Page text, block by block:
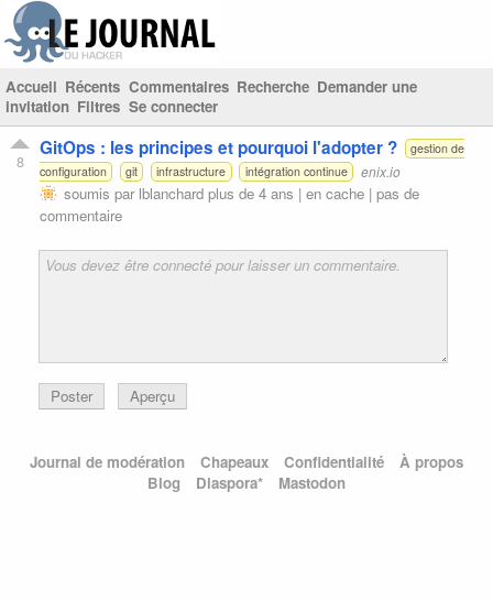
Accueil Récents Commentaires Recherche Demander une
invitation Filtres Se connecter
8
GitOps : les principes et pourquoi l'adopter ?
gestion de
configuration
git infrastructure intégration continue enix.io
soumis par lblanchard plus de 4 ans | en cache | pas de
commentaire
Poster Aperçu
Journal de modération Chapeaux Confidentialité
À propos
Blog
Diaspora* Mastodon